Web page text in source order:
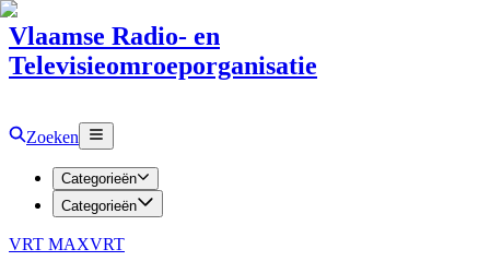
Vlaamse Radio- en
Televisieomroeporganisatie
Zoeken
Categorieën
Categorieën
VRT MAXVRT